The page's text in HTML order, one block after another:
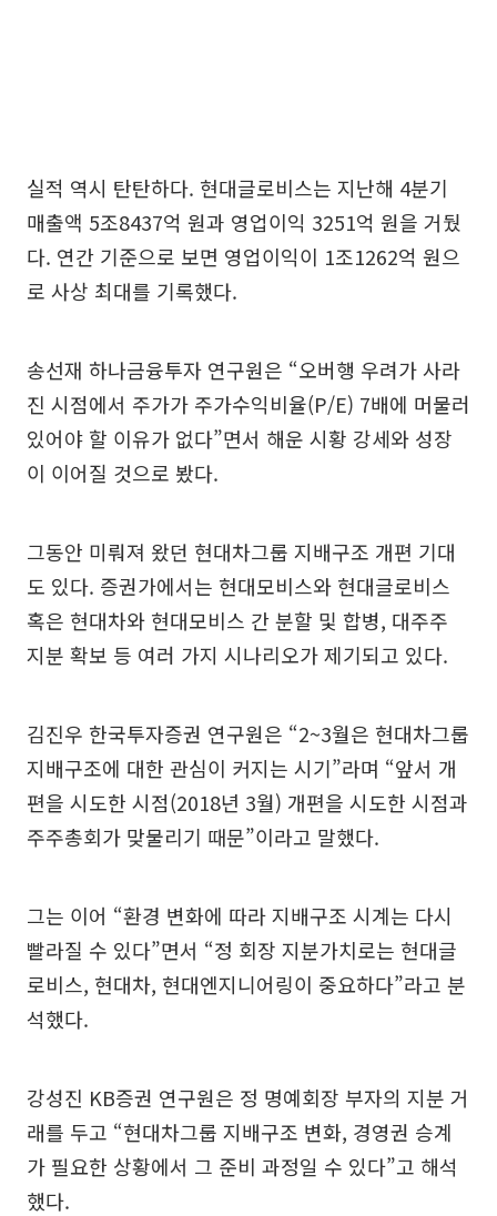
실적 역시 탄탄하다. 현대글로비스는 지난해 4분기
매출액 5조8437억 원과 영업이익 3251억 원을 거뒀
다. 연간 기준으로 보면 영업이익이 1조1262억 원으
로 사상 최대를 기록했다.
송선재 하나금융투자 연구원은 “오버행 우려가 사라
진 시점에서 주가가 주가수익비율(P/E) 7배에 머물러
있어야 할 이유가 없다”면서 해운 시황 강세와 성장
이 이어질 것으로 봤다.
그동안 미뤄져 왔던 현대차그룹 지배구조 개편 기대
도 있다. 증권가에서는 현대모비스와 현대글로비스
혹은 현대차와 현대모비스 간 분할 및 합병, 대주주
지분 확보 등 여러 가지 시나리오가 제기되고 있다.
김진우 한국투자증권 연구원은 “2~3월은 현대차그룹
지배구조에 대한 관심이 커지는 시기”라며 “앞서 개
편을 시도한 시점(2018년 3월) 개편을 시도한 시점과
주주총회가 맞물리기 때문”이라고 말했다.
그는 이어 “환경 변화에 따라 지배구조 시계는 다시
빨라질 수 있다”면서 “정 회장 지분가치로는 현대글
로비스, 현대차, 현대엔지니어링이 중요하다”라고 분
석했다.
강성진 KB증권 연구원은 정 명예회장 부자의 지분 거
래를 두고 “현대차그룹 지배구조 변화, 경영권 승계
가 필요한 상황에서 그 준비 과정일 수 있다”고 해석
했다.